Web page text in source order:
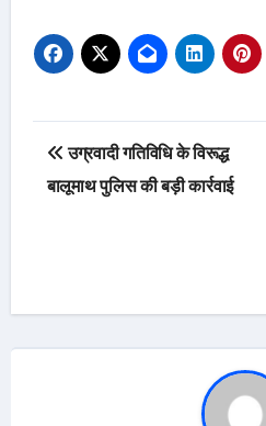
Post
navigation
उग्रवादी गतिविधि के विरूद्ध
बालूमाथ पुलिस की बड़ी कार्रवाई